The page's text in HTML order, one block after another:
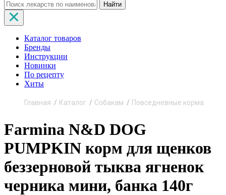
Найти
Каталог товаров
Бренды
Инструкции
Новинки
По рецепту
Хиты
Главная Каталог Собакам Повседневные корма
Farmina N&D DOG
PUMPKIN корм для щенков
беззерновой тыква ягненок
черника мини, банка 140г